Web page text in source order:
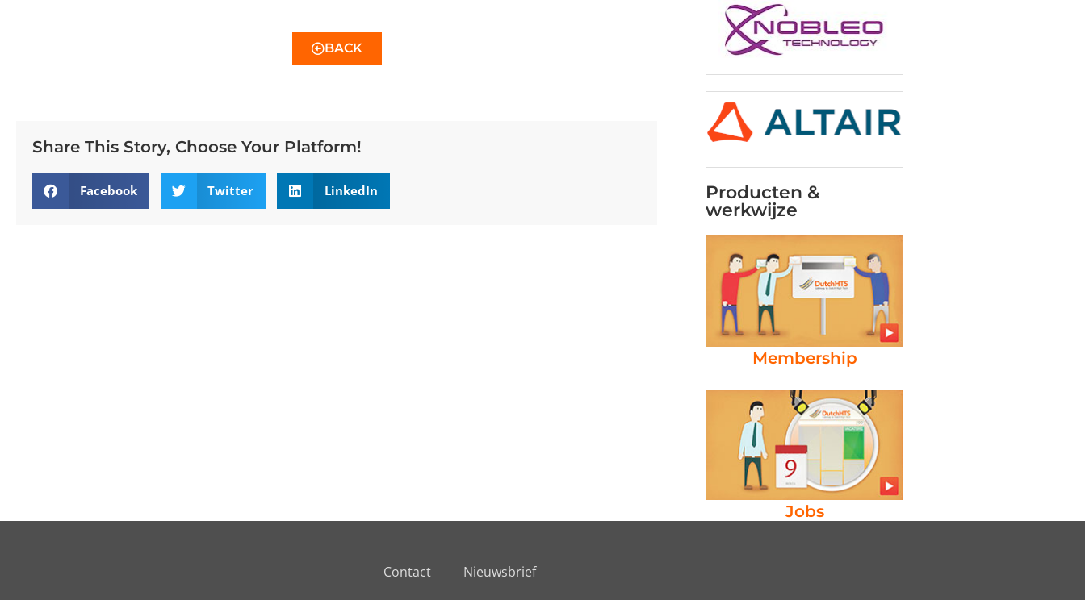
BACK
Share This Story, Choose Your Platform!
Facebook Twitter LinkedIn
Producten &
werkwijze
Membership
Jobs
Contact Nieuwsbrief